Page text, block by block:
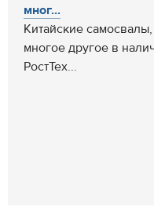
мног...
Китайские
многое другое в
РостТех...